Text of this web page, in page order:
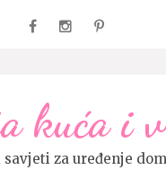
kuća i
za uređenje